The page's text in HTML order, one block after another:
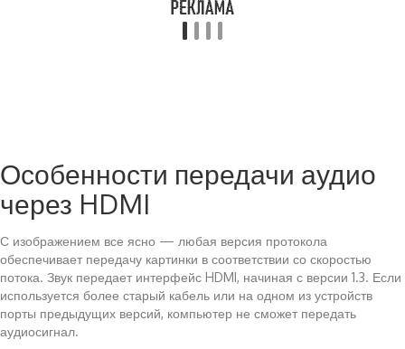
Особенности передачи аудио
через HDMI
С изображением все ясно — любая версия протокола
обеспечивает передачу картинки в соответствии со скоростью
потока. Звук передает интерфейс HDMI, начиная с версии 1.3. Если
используется более старый кабель или на одном из устройств
порты предыдущих версий, компьютер не сможет передать
аудиосигнал.